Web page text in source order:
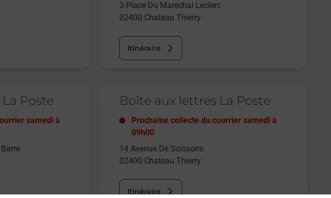
3 Place Du Marechal Leclerc
02400 Chateau Thierry
Itinéraire
Poste
samedi à
Boîte aux lettres La Poste
Prochaine collecte du courriersamedi à
09h00
14 Avenue De Soissons
02400 Chateau Thierry
Itinéraire